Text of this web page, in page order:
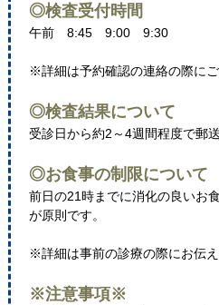
◎検査受付時間
午前 8:45 9:00 9:30
※詳細は予約確認の連絡の際にご
◎検査結果について
受診日から約2～4週間程度で郵送
◎お食事の制限について
前日の21時までに消化の良いお
が原則です。
※詳細は事前の診療の際にお伝え
※注意事項※